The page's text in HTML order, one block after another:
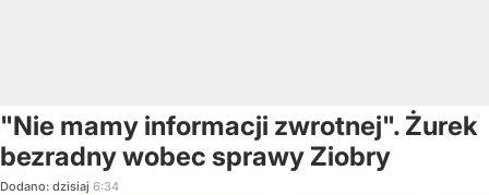
"Nie mamy informacji zwrotnej". Żurek
bezradny wobec sprawy Ziobry
Dodano: dzisiaj 6:34